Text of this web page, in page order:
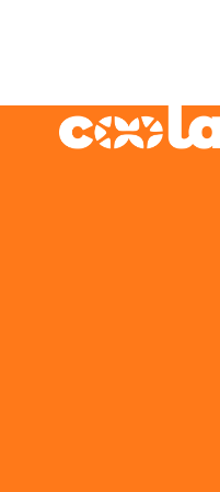
videos.coolab@